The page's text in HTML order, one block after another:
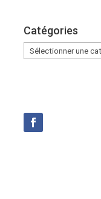
Catégories
Catégories